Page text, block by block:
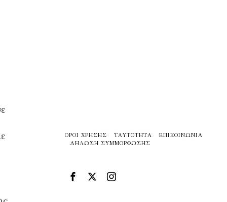
ΌΡΟΙ ΧΡΉΣΗΣ ΤΑΥΤΌΤΗΤΑ
ΕΠΙΚΟΙΝΩΝΊΑ
ΔΉΛΩΣΗ ΣΥΜΜΌΡΦΩΣΗΣ